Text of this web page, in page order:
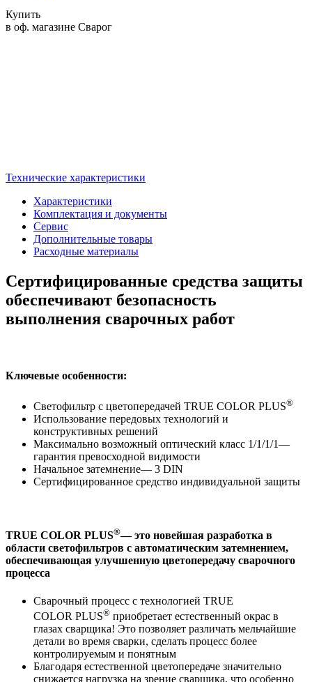
Купить
в оф. магазине Сварог
Технические характеристики
Характеристики
Комплектация и документы
Сервис
Дополнительные товары
Расходные материалы
Сертифицированные средства защиты
обеспечивают безопасность
выполнения сварочных работ
Ключевые особенности:
Светофильтр с цветопередачей TRUE COLOR PLUS®
Использование передовых технологий и
конструктивных решений
Максимально возможный оптический класс 1/1/1/1—
гарантия превосходной видимости
Начальное затемнение— 3 DIN
Сертифицированное средство индивидуальной защиты
TRUE COLOR PLUS®—это новейшая разработка в
области светофильтров с автоматическим затемнением,
обеспечивающая улучшенную цветопередачу сварочного
процесса
Сварочный процесс с технологией TRUE
COLOR PLUS® приобретает естественный окрас в
глазах сварщика! Это позволяет различать мельчайшие
детали во время сварки, сделать процесс более
контролируемым и понятным
Благодаря естественной цветопередаче значительно
снижается нагрузка на зрение сварщика, что особенно